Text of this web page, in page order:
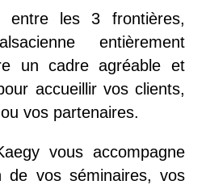
entre les 3 frontières,
entièrement
un cadre agréable et
accueillir vos clients,
vos partenaires.
vous accompagne
de vos séminaires, vos